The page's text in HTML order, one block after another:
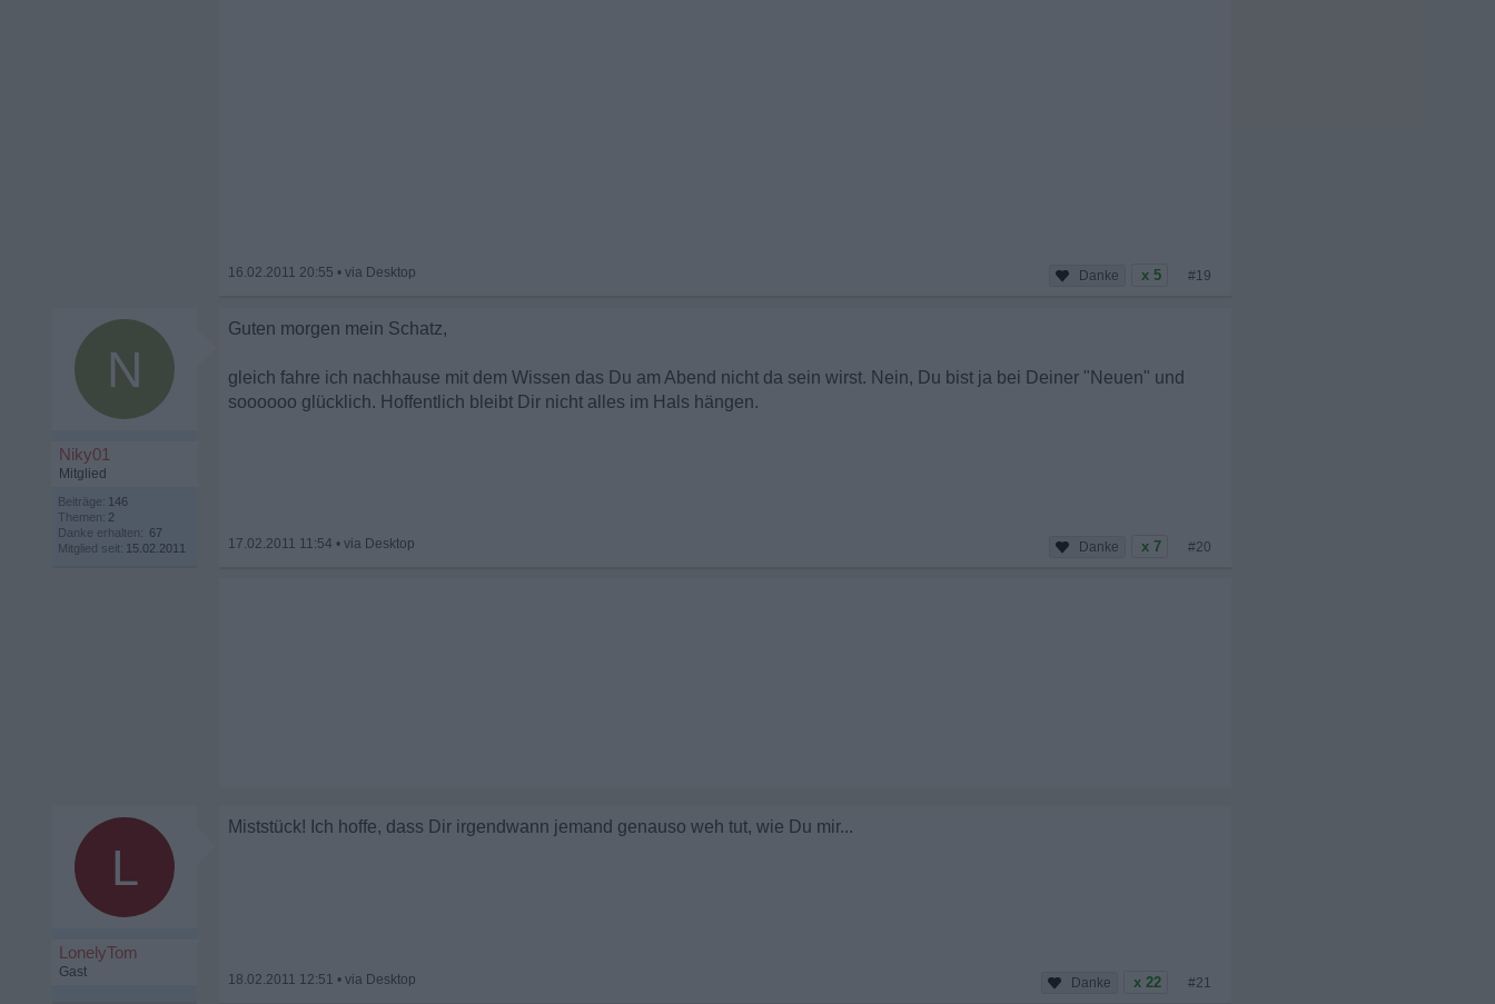
16.02.2011 20:55 • x 5 #19
N
Niky01
Mitglied
Beiträge: 146
Themen: 2
Danke erhalten: 67
Mitglied seit: 15.02.2011
Guten morgen mein Schatz,
gleich fahre ich nachhause mit dem Wissen das Du am Abend nicht da sein wirst. Nein, Du bist ja bei Deiner "Neuen" und
soooooo glücklich. Hoffentlich bleibt Dir nicht alles im Hals hängen.
17.02.2011 11:54 • x 7 #20
L
LonelyTom
Gast
Miststück! Ich hoffe, dass Dir irgendwann jemand genauso weh tut, wie Du mir...
18.02.2011 12:51 • x 22 #21